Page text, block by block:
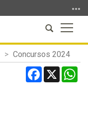
a
Abrir
a
busca
Concursos 2024
Facebook
X